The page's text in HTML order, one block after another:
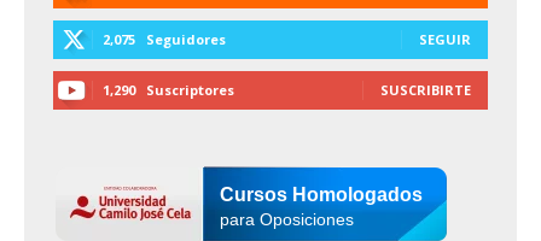
2,075 Seguidores SEGUIR
1,290 Suscriptores SUSCRIBIRTE
Cursos Homologados
para Oposiciones